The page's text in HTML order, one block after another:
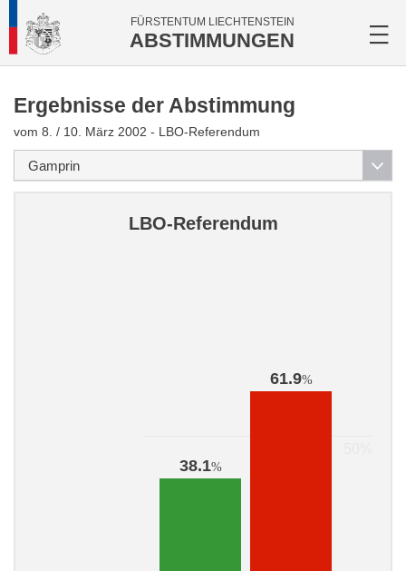
FÜRSTENTUM LIECHTENSTEIN
ABSTIMMUNGEN
Ergebnisse der Abstimmung
vom 8. / 10. März 2002 - LBO-Referendum
LBO-Referendum
38.1%
61.9%